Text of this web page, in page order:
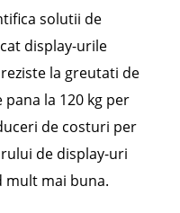
solutii de
display-urile
la greutati de
la 120 kg per
de costuri per
de display-uri
mult mai buna.